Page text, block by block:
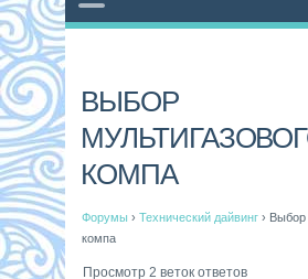
ВЫБОР
КОМПА
Форумы › Технический дайвинг › Выбор
компа
Просмотр 2 веток ответов